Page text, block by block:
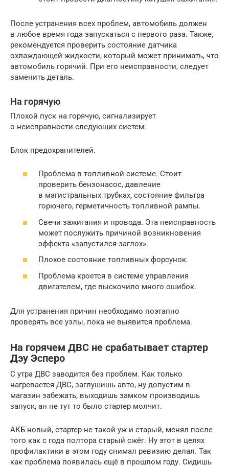
После устранения всех проблем, автомобиль должен
в любое время года запускаться с первого раза. Также,
рекомендуется проверить состояние датчика
охлаждающей жидкости, который может принимать, что
автомобиль горячий. При его неисправности, следует
заменить деталь.
На горячую
Плохой пуск на горячую, сигнализирует
о неисправности следующих систем:
Блок предохранителей.
Проблема в топливной системе. Стоит
проверить бензонасос, давление
в магистральных трубках, состояние фильтра
горючего, герметичность топливной рампы.
Свечи зажигания и провода. Эта неисправность
может послужить причиной возникновения
эффекта «запустился-заглох».
Плохое состояние топливных форсунок.
Проблема кроется в системе управления
двигателем, где выскочило много ошибок.
Для устранения причин необходимо поэтапно
проверять все узлы, пока не выявится проблема.
На горячем ДВС не срабатывает стартер
Дэу Эсперо
С утра ДВС заводится без проблем. Как только
нагревается ДВС, заглушишь авто, ну допустим в
магазин забежать, выходишь замком производишь
запуск, ан не тут то было стартер молчит.
АКБ новый, стартер не такой уж и старый, менял после
того как с года полтора старый сжёг. Ну этот в целях
профилактики в этом году снимал ревизию делал. Так
как проблема появилась ещё в прошлом году. Сидишь